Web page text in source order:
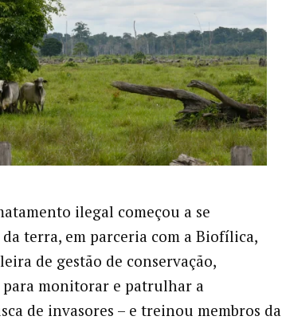
ilegal começou a se
terra, em parceria com a Biofílica,
de gestão de conservação,
monitorar e patrulhar a
de invasores – e treinou membros da